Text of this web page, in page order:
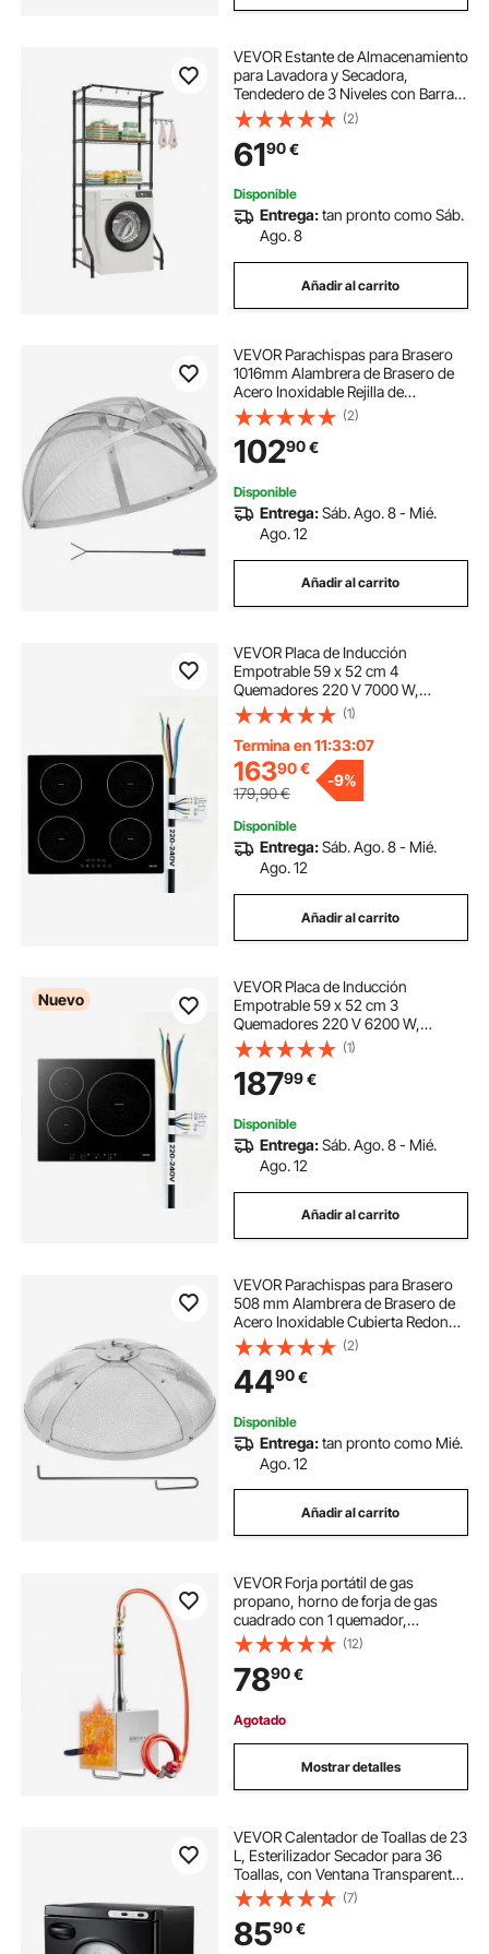
VEVOR Estante de Almacenamiento
para Lavadora y Secadora,
Tendedero de 3 Niveles con Barra y
Ganchos, Estantes Ajustables de
una Sola fila para Lavadora, Ahorra
Espacio para Lavadero, Negro
(2)
6190€
Disponible
Entrega:tan pronto como Sáb.
Ago. 8
Añadir al carrito
VEVOR Parachispas para Brasero
1016mm Alambrera de Brasero de
Acero Inoxidable Rejilla de
Protección contra Chispas de
Fuego Protector de Chispas de
Apertura Fácil con Accesorios para
Hogueras, Jardín
(2)
10290€
Disponible
Entrega:Sáb. Ago. 8 - Mié.
Ago. 12
Añadir al carrito
VEVOR Placa de Inducción
Empotrable 59 x 52 cm 4
Quemadores 220 V 7000 W,
Apagado Automático con
Temporizador, Con 9 Niveles de
Potencia, Con Pantalla Táctil LED,
Con Bloqueo Infantil, Para Cocina
(1)
Termina en 11:33:06
16390€
179,90€
-9%
Disponible
Entrega:Sáb. Ago. 8 - Mié.
Ago. 12
Añadir al carrito
Nuevo
VEVOR Placa de Inducción
Empotrable 59 x 52 cm 3
Quemadores 220 V 6200 W,
Apagado Automático con
Temporizador, Con 9 Niveles de
Potencia, Con Pantalla Táctil LED,
Con Bloqueo Infantil, Para Cocina
(1)
18799€
Disponible
Entrega:Sáb. Ago. 8 - Mié.
Ago. 12
Añadir al carrito
VEVOR Parachispas para Brasero
508 mm Alambrera de Brasero de
Acero Inoxidable Cubierta Redonda
Rejilla de Protección contra Chispas
de Fuego Apertura Fácil con
Accesorios para Hogueras, Jardín,
Patio
(2)
4490€
Disponible
Entrega:tan pronto como Mié.
Ago. 12
Añadir al carrito
VEVOR Forja portátil de gas
propano, horno de forja de gas
cuadrado con 1 quemador,
temperatura máxima 1427 ℃,
herramientas y equipo de forja de
gas de acero inoxidable, para
cuchilleros herradores herreros
(12)
7890€
Agotado
Mostrar detalles
VEVOR Calentador de Toallas de 23
L, Esterilizador Secador para 36
Toallas, con Ventana Transparente,
Clip y Rejillas, Versátil para Spa,
Barbería, Manicura, Masajes, Salón
de Belleza, Negro
(7)
8590€